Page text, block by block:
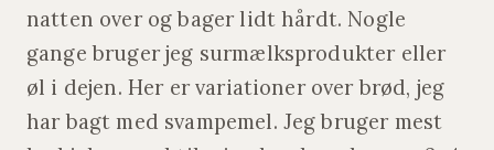
natten over og bager lidt hårdt. Nogle
gange bruger jeg surmælksprodukter eller
øl i dejen. Her er variationer over brød, jeg
har bagt med svampemel. Jeg bruger mest